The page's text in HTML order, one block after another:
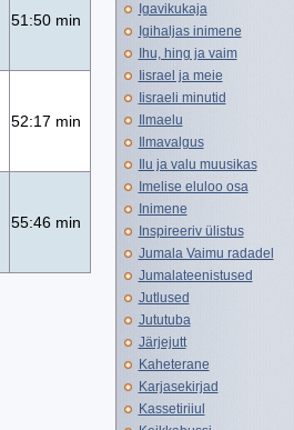
51:50 min
52:17 min
55:46 min
Igavikukaja
Igihaljas inimene
Ihu, hing ja vaim
Iisrael ja meie
Iisraeli minutid
Ilmaelu
Ilmavalgus
Ilu ja valu muusikas
Imelise eluloo osa
Inimene
Inspireeriv ülistus
Jumala Vaimu radadel
Jumalateenistused
Jutlused
Jututuba
Järjejutt
Kaheterane
Karjasekirjad
Kassetiriiul